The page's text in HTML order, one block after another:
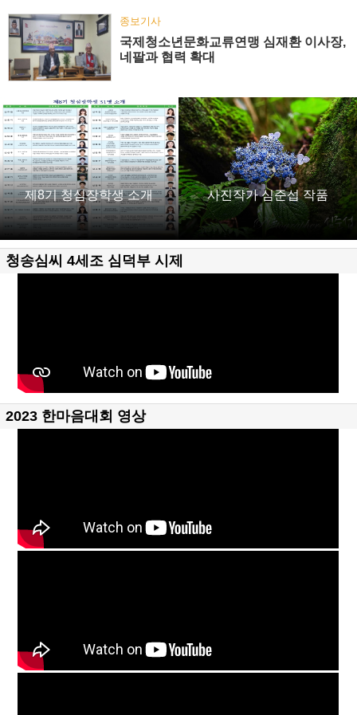
종보기사
국제청소년문화교류연맹 심재환 이사장,
네팔과 협력 확대
제8기 청심장학생 소개 사진작가 심준섭 작품
청송심씨 4세조 심덕부 시제
2023 한마음대회 영상